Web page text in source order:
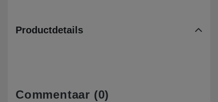
Productdetails
Commentaar (0)